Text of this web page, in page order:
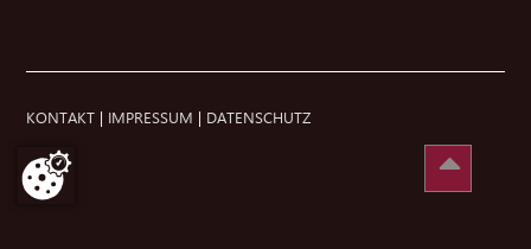
KONTAKT | IMPRESSUM | DATENSCHUTZ